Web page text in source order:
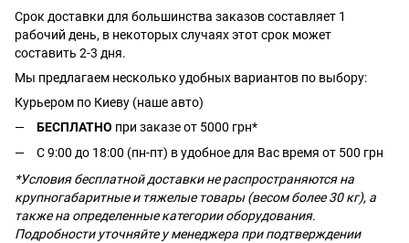
Срок доставки для большинства заказов составляет 1
рабочий день, в некоторых случаях этот срок может
составить 2-3 дня.
Мы предлагаем несколько удобных вариантов по выбору:
Курьером по Киеву (наше авто)
БЕСПЛАТНО при заказе от 5000 грн*
С 9:00 до 18:00 (пн-пт) в удобное для Вас время от 500 грн
*Условия бесплатной доставки не распространяются на
крупногабаритные и тяжелые товары (весом более 30 кг), а
также на определенные категории оборудования.
Подробности уточняйте у менеджера при подтверждении